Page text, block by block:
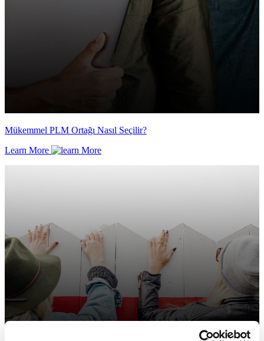
Mükemmel PLM Ortağı Nasıl Seçilir?
Learn More